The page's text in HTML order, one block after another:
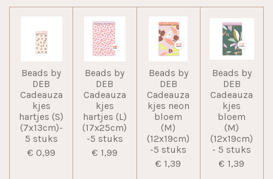
Beads by
DEB
Cadeauza
kjes
hartjes (S)
(7x13cm)-
5 stuks
€ 0,99
Beads by
DEB
Cadeauza
kjes
hartjes (L)
(17x25cm)
-5 stuks
€ 1,99
Beads by
DEB
Cadeauza
kjes neon
bloem
(M)
(12x19cm)
-5 stuks
€ 1,39
Beads by
DEB
Cadeauza
kjes
bloem
(M)
(12x19cm)
- 5 stuks
€ 1,39